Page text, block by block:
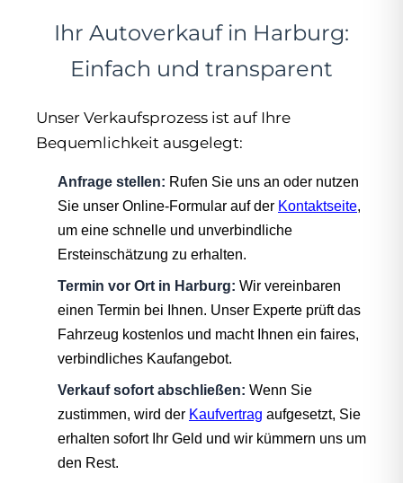
Ihr Autoverkauf in Harburg:
Einfach und transparent
Unser Verkaufsprozess ist auf Ihre
Bequemlichkeit ausgelegt:
Anfrage stellen: Rufen Sie uns an oder nutzen
Sie unser Online-Formular auf der Kontaktseite,
um eine schnelle und unverbindliche
Ersteinschätzung zu erhalten.
Termin vor Ort in Harburg: Wir vereinbaren
einen Termin bei Ihnen. Unser Experte prüft das
Fahrzeug kostenlos und macht Ihnen ein faires,
verbindliches Kaufangebot.
Verkauf sofort abschließen: Wenn Sie
zustimmen, wird der Kaufvertrag aufgesetzt, Sie
erhalten sofort Ihr Geld und wir kümmern uns um
den Rest.